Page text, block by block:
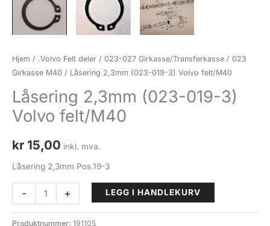
Hjem / .Volvo Felt deler / 023-027 Girkasse/Transferkasse / 023
Girkasse M40 / Låsering 2,3mm (023-019-3) Volvo felt/M40
Låsering 2,3mm (023-019-3)
Volvo felt/M40
kr 15,00 inkl. mva.
Låsering 2,3mm Pos.19-3
-
Låsering
2,3mm
(023-
+ LEGG I HANDLEKURV
Produktnummer: 191105